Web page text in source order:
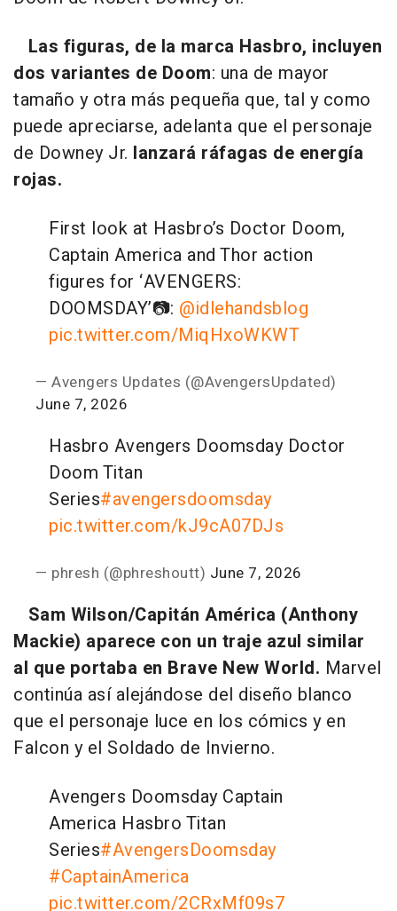
Las figuras, de la marca Hasbro, incluyen
dos variantes de Doom: una de mayor
tamaño y otra más pequeña que, tal y como
puede apreciarse, adelanta que el personaje
de Downey Jr. lanzará ráfagas de energía
rojas.
First look at Hasbro’s Doctor Doom,
Captain America and Thor action
figures for ‘AVENGERS:
DOOMSDAY’📷: @idlehandsblog
pic.twitter.com/MiqHxoWKWT
— Avengers Updates (@AvengersUpdated)
June 7, 2026
Hasbro Avengers Doomsday Doctor
Doom Titan
Series#avengersdoomsday
pic.twitter.com/kJ9cA07DJs
— phresh (@phreshoutt) June 7, 2026
Sam Wilson/Capitán América (Anthony
Mackie) aparece con un traje azul similar
al que portaba en Brave New World. Marvel
continúa así alejándose del diseño blanco
que el personaje luce en los cómics y en
Falcon y el Soldado de Invierno.
Avengers Doomsday Captain
America Hasbro Titan
Series#AvengersDoomsday
#CaptainAmerica
pic.twitter.com/2CRxMf09s7